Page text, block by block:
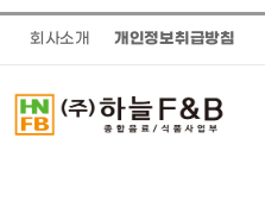
회사소개 개인정보취급방침